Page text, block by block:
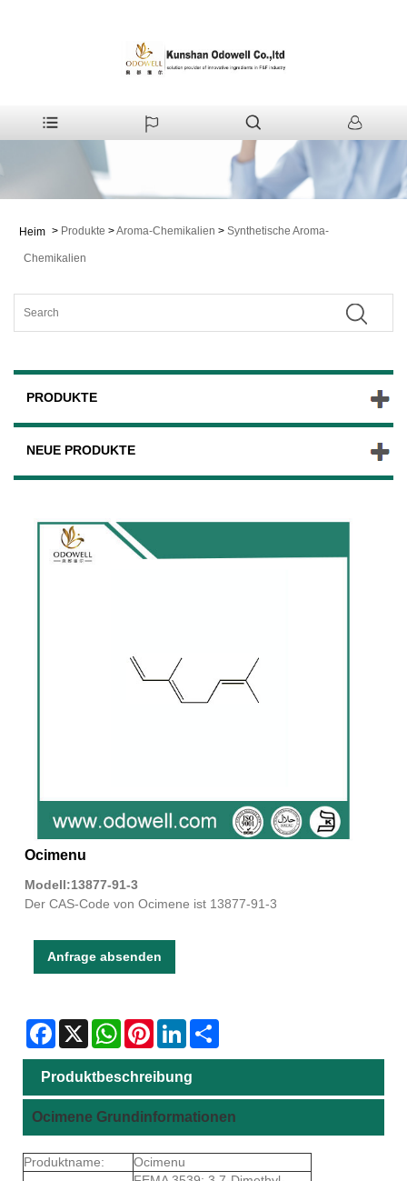
Heim > Produkte >Aroma-Chemikalien > Synthetische Aroma-
Chemikalien
PRODUKTE
NEUE PRODUKTE
Ocimenu
Modell:13877-91-3
Der CAS-Code von Ocimene ist 13877-91-3
Anfrage absenden
Facebook
X WhatsAppPinterestLinkedIn
Produktbeschreibung
Ocimene Grundinformationen
Produktname: Ocimenu